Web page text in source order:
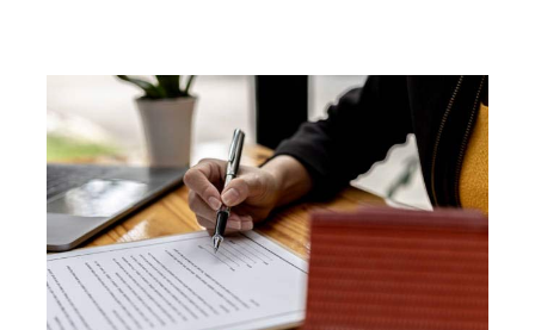
Guía
clara
para
entender
su
importancia
y
beneficios